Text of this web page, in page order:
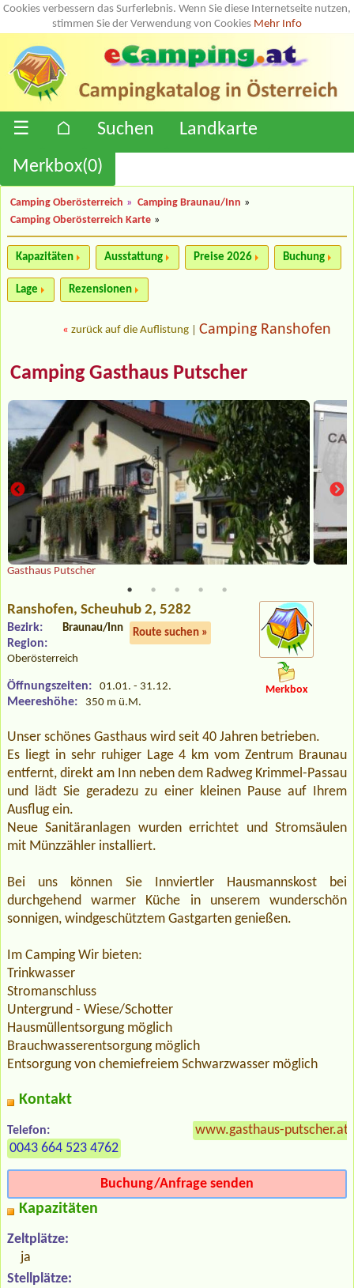
Cookies verbessern das Surferlebnis. Wenn Sie diese Internetseite nutzen,
stimmen Sie der Verwendung von Cookies Mehr Info
☰ ⌂ Suchen
Landkarte
Merkbox(0)
Camping Oberösterreich » Camping Braunau/Inn »
Camping Oberösterreich Karte »
Kapazitäten Ausstattung Preise 2026 Buchung
Lage Rezensionen
« zurück auf die Auflistung Camping Ranshofen
Camping Gasthaus Putscher
Gasthaus Putscher
Ranshofen, Scheuhub 2, 5282
Route suchen »
Bezirk: Braunau/Inn
Region:
Oberösterreich
Öffnungszeiten: 01.01. - 31.12.
Meereshöhe: 350 m ü.M.
Merkbox
Unser schönes Gasthaus wird seit 40 Jahren betrieben.
Es liegt in sehr ruhiger Lage 4 km vom Zentrum Braunau
entfernt, direkt am Inn neben dem Radweg Krimmel-Passau
und lädt Sie geradezu zu einer kleinen Pause auf Ihrem
Ausflug ein.
Neue Sanitäranlagen wurden errichtet und Stromsäulen
mit Münzzähler installiert.
Bei uns können Sie Innviertler Hausmannskost bei
durchgehend warmer Küche in unserem wunderschön
sonnigen, windgeschütztem Gastgarten genießen.
Im Camping Wir bieten:
Trinkwasser
Stromanschluss
Untergrund - Wiese/Schotter
Hausmüllentsorgung möglich
Brauchwasserentsorgung möglich
Entsorgung von chemiefreiem Schwarzwasser möglich
Kontakt
Telefon:
0043 664 523 4762
www.gasthaus-putscher.at
Buchung/Anfrage senden
Kapazitäten
Zeltplätze:
ja
Stellplätze: